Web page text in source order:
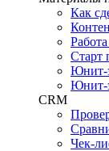
Как
Старт
Юнит-
Юнит-
CRM
Чек-